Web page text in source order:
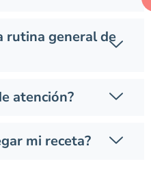
rutina general de
atención?
mi receta?